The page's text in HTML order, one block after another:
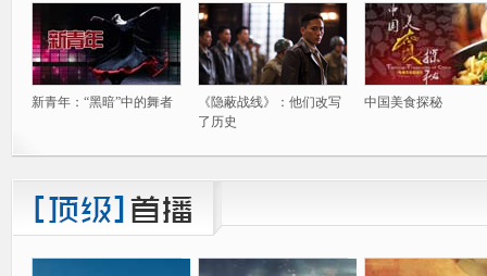
新青年：“黑暗”中的舞者
《隐蔽战线》：他们改写
了历史
中国美食探秘